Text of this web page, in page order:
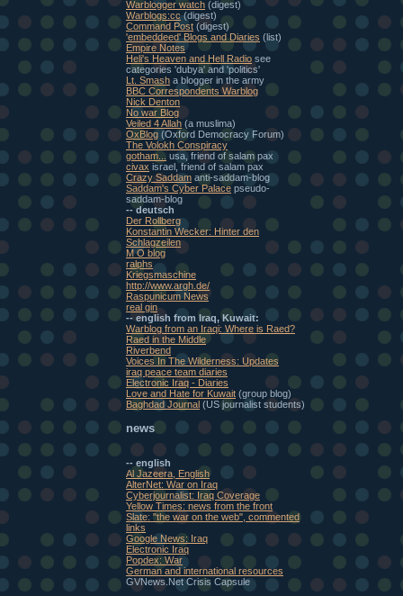
Warblogger watch (digest)
Warblogs:cc (digest)
Command Post (digest)
'embeddeed' Blogs and Diaries (list)
Empire Notes
Heli's Heaven and Hell Radio see
categories 'dubya' and 'politics'
Lt. Smash a blogger in the army
BBC Correspondents Warblog
Nick Denton
No war Blog
Veiled 4 Allah (a muslima)
OxBlog (Oxford Democracy Forum)
The Volokh Conspiracy
gotham...
usa, friend of salam pax
civax israel, friend of salam pax
Crazy Saddam anti-saddam-blog
Saddam's Cyber Palace pseudo-
saddam-blog
-- deutsch
Der Rollberg
Konstantin Wecker: Hinter den
Schlagzeilen
M O blog
ralphs
Kriegsmaschine
http://www.argh.de/
Raspunicum News
real gin
-- english from Iraq, Kuwait:
Warblog from an Iraqi: Where is Raed?
Raed in the Middle
Riverbend
Voices In The Wilderness: Updates
iraq peace team diaries
Electronic Iraq - Diaries
Love and Hate for Kuwait (group blog)
Baghdad Journal (US journalist students)
news
-- english
Al Jazeera, English
AlterNet: War on Iraq
Cyberjournalist: Iraq Coverage
Yellow Times: news from the front
Slate: "the war on the web", commented
links
Google News: Iraq
Electronic Iraq
Popdex: War
German and international resources
GVNews.Net Crisis Capsule